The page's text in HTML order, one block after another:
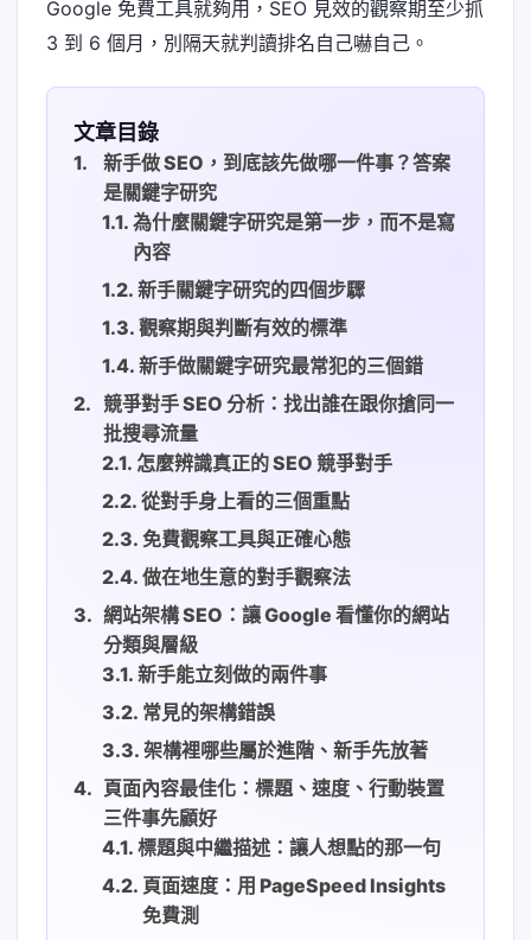
Google 免費工具就夠用，SEO 見效的觀察期至少抓
3 到 6 個月，別隔天就判讀排名自己嚇自己。
文章目錄
新手做 SEO，到底該先做哪一件事？答案
是關鍵字研究
為什麼關鍵字研究是第一步，而不是寫
內容
新手關鍵字研究的四個步驟
觀察期與判斷有效的標準
新手做關鍵字研究最常犯的三個錯
競爭對手 SEO 分析：找出誰在跟你搶同一
批搜尋流量
怎麼辨識真正的 SEO 競爭對手
從對手身上看的三個重點
免費觀察工具與正確心態
做在地生意的對手觀察法
網站架構 SEO：讓 Google 看懂你的網站
分類與層級
新手能立刻做的兩件事
常見的架構錯誤
架構裡哪些屬於進階、新手先放著
頁面內容最佳化：標題、速度、行動裝置
三件事先顧好
標題與中繼描述：讓人想點的那一句
頁面速度：用 PageSpeed Insights
免費測